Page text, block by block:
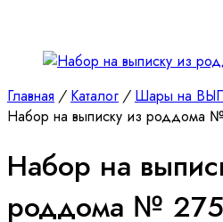
Главная / Каталог / Шары на
Набор на выписку из роддома
Набор на
роддома № 275